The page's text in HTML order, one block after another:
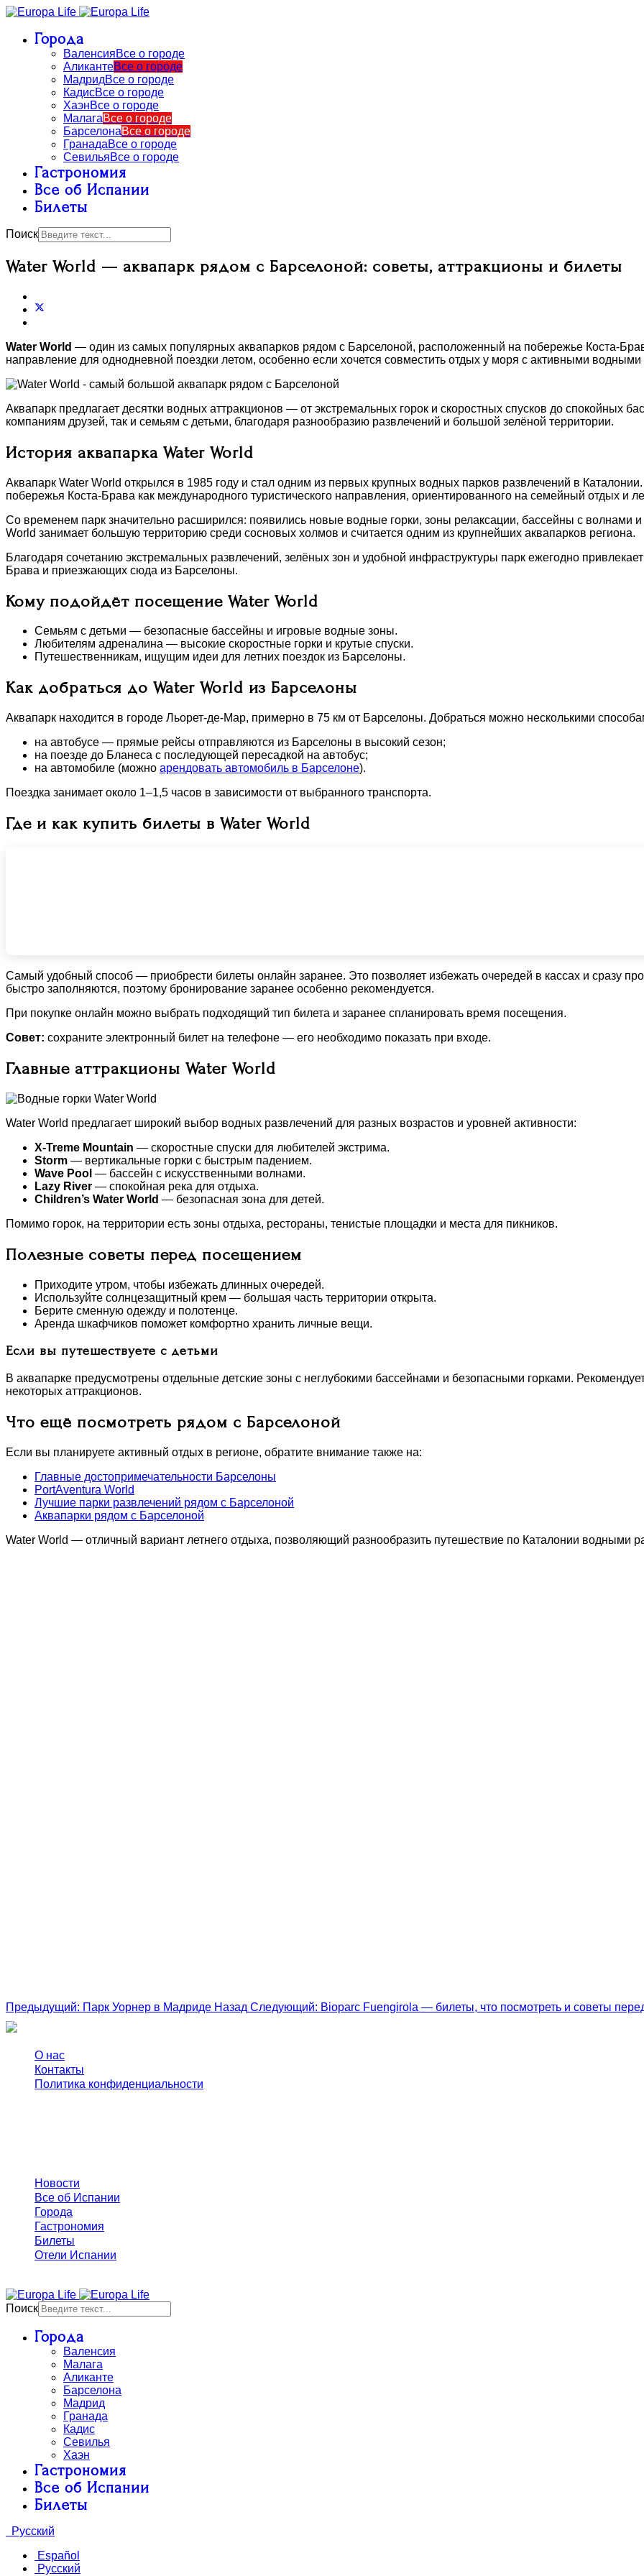
Города
ВаленсияВсе о городе
АликантеВсе о городе
МадридВсе о городе
КадисВсе о городе
ХаэнВсе о городе
МалагаВсе о городе
БарселонаВсе о городе
ГранадаВсе о городе
СевильяВсе о городе
Гастрономия
Все об Испании
Билеты
Поиск
Water World — аквапарк рядом с Барселоной: советы, аттракционы и билеты
Water World — один из самых популярных аквапарков рядом с Барселоной, расположенный на побережье Коста-
направление для однодневной поездки летом, особенно если хочется совместить отдых у моря с активными
Аквапарк предлагает десятки водных аттракционов — от экстремальных горок и скоростных спусков до спокойных
компаниям друзей, так и семьям с детьми, благодаря разнообразию развлечений и большой зелёной территории.
История аквапарка Water World
Аквапарк Water World открылся в 1985 году и стал одним из первых крупных водных парков развлечений в
побережья Коста-Брава как международного туристического направления, ориентированного на семейный отдых и
Со временем парк значительно расширился: появились новые водные горки, зоны релаксации, бассейны с волнами
World занимает большую территорию среди сосновых холмов и считается одним из крупнейших аквапарков региона.
Благодаря сочетанию экстремальных развлечений, зелёных зон и удобной инфраструктуры парк ежегодно
Брава и приезжающих сюда из Барселоны.
Кому подойдёт посещение Water World
Семьям с детьми — безопасные бассейны и игровые водные зоны.
Любителям адреналина — высокие скоростные горки и крутые спуски.
Путешественникам, ищущим идеи для летних поездок из Барселоны.
Как добраться до Water World из Барселоны
Аквапарк находится в городе Льорет-де-Мар, примерно в 75 км от Барселоны. Добраться можно несколькими
на автобусе — прямые рейсы отправляются из Барселоны в высокий сезон;
на поезде до Бланеса с последующей пересадкой на автобус;
на автомобиле (можно арендовать автомобиль в Барселоне).
Поездка занимает около 1–1,5 часов в зависимости от выбранного транспорта.
Где и как купить билеты в Water World
Самый удобный способ — приобрести билеты онлайн заранее. Это позволяет избежать очередей в кассах и сразу
быстро заполняются, поэтому бронирование заранее особенно рекомендуется.
При покупке онлайн можно выбрать подходящий тип билета и заранее спланировать время посещения.
Совет: сохраните электронный билет на телефоне — его необходимо показать при входе.
Главные аттракционы Water World
Water World предлагает широкий выбор водных развлечений для разных возрастов и уровней активности:
X-Treme Mountain — скоростные спуски для любителей экстрима.
Storm — вертикальные горки с быстрым падением.
Wave Pool — бассейн с искусственными волнами.
Lazy River — спокойная река для отдыха.
Children’s Water World — безопасная зона для детей.
Помимо горок, на территории есть зоны отдыха, рестораны, тенистые площадки и места для пикников.
Полезные советы перед посещением
Приходите утром, чтобы избежать длинных очередей.
Используйте солнцезащитный крем — большая часть территории открыта.
Берите сменную одежду и полотенце.
Аренда шкафчиков поможет комфортно хранить личные вещи.
Если вы путешествуете с детьми
В аквапарке предусмотрены отдельные детские зоны с неглубокими бассейнами и безопасными горками.
некоторых аттракционов.
Что ещё посмотреть рядом с Барселоной
Если вы планируете активный отдых в регионе, обратите внимание также на:
Главные достопримечательности Барселоны
PortAventura World
Лучшие парки развлечений рядом с Барселоной
Аквапарки рядом с Барселоной
Water World — отличный вариант летнего отдыха, позволяющий разнообразить путешествие по Каталонии водными
Предыдущий: Парк Уорнер в Мадриде Назад Следующий: Bioparc Fuengirola — билеты, что посмотреть и советы
О нас
Контакты
Политика конфиденциальности
Новости
Все об Испании
Города
Гастрономия
Билеты
Отели Испании
Поиск
Города
Валенсия
Малага
Аликанте
Барселона
Мадрид
Гранада
Кадис
Севилья
Хаэн
Гастрономия
Все об Испании
Билеты
Русский
Español
Русский